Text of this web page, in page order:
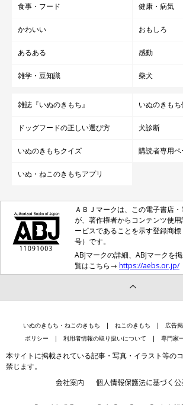
食事・フード 健康・病気
かわいい おもしろ
あるある 感動
雑学・豆知識 柴犬
雑誌『いぬのきもち』 いぬのきも
ドッグフードの正しい選び方 犬診断
いぬのきもちクイズ 購読者専用ペ
いぬ・ねこのきもちアプリ
ＡＢＪマークは、この電子書店
が、著作権者からコンテンツ使
ービスであることを示す登録商
号）です。
ABJマークの詳細、ABJマークを
覧はこちら→ https://aebs.or.jp/
いぬのきもち・ねこのきもち ねこのきもち 広告
ポリシー
利用者情報の取り扱いについて 専門家
本サイトに掲載されている記事・写真・イラスト等の
禁じます。
会社案内 個人情報保護法に基づく